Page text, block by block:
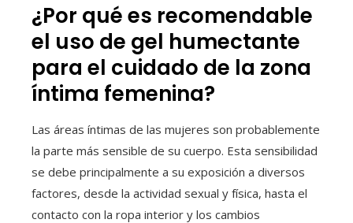
¿Por qué es recomendable
el uso de gel humectante
para el cuidado de la zona
íntima femenina?
Las áreas íntimas de las mujeres son probablemente
la parte más sensible de su cuerpo. Esta sensibilidad
se debe principalmente a su exposición a diversos
factores, desde la actividad sexual y física, hasta el
contacto con la ropa interior y los cambios